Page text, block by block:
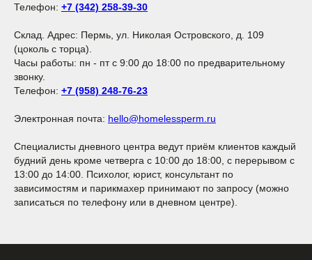
Телефон: +7 (342) 258-39-30
Склад. Адрес: Пермь, ул. Николая Островского, д. 109
(цоколь с торца).
Часы работы: пн - пт с 9:00 до 18:00 по предварительному
звонку.
Телефон: +7 (958) 248-76-23
Электронная почта: hello@homelessperm.ru
Специалисты дневного центра ведут приём клиентов каждый
будний день кроме четверга с 10:00 до 18:00, с перерывом с
13:00 до 14:00. Психолог, юрист, консультант по
зависимостям и парикмахер принимают по запросу (можно
записаться по телефону или в дневном центре).